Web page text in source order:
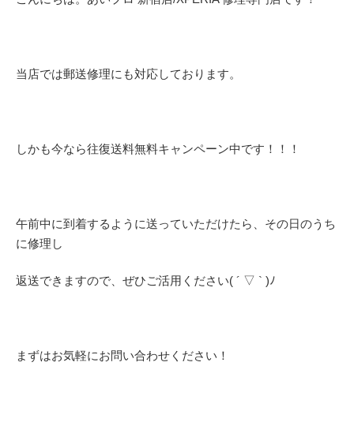
当店では郵送修理にも対応しております。
しかも今なら往復送料無料キャンペーン中です！！！
午前中に到着するように送っていただけたら、その日のうち
に修理し
返送できますので、ぜひご活用ください( ´ ▽ ` )ﾉ
まずはお気軽にお問い合わせください！